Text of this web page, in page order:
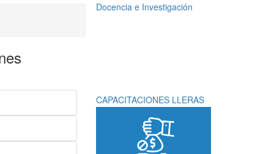
Docencia e Investigación
CAPACITACIONES LLERAS